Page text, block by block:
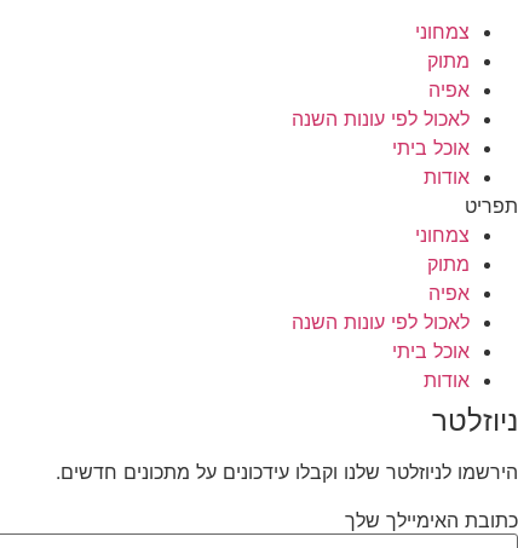
צמחוני
מתוק
אפיה
לאכול לפי עונות השנה
אוכל ביתי
אודות
תפריט
צמחוני
מתוק
אפיה
לאכול לפי עונות השנה
אוכל ביתי
אודות
ניוזלטר
הירשמו לניוזלטר שלנו וקבלו עידכונים על מתכונים חדשים.
כתובת האימיילך שלך